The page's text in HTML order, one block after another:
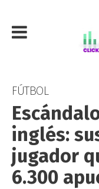
FÚTBOL
inglés:
jugador
6.300